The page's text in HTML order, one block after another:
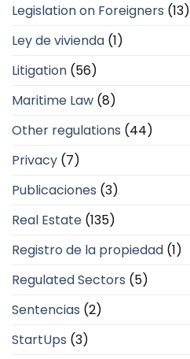
Legislation on Foreigners (13)
Ley de vivienda (1)
Litigation (56)
Maritime Law (8)
Other regulations (44)
Privacy (7)
Publicaciones (3)
Real Estate (135)
Registro de la propiedad (1)
Regulated Sectors (5)
Sentencias (2)
StartUps (3)